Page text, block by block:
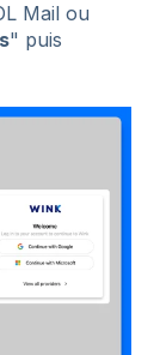
Mail ou
" puis